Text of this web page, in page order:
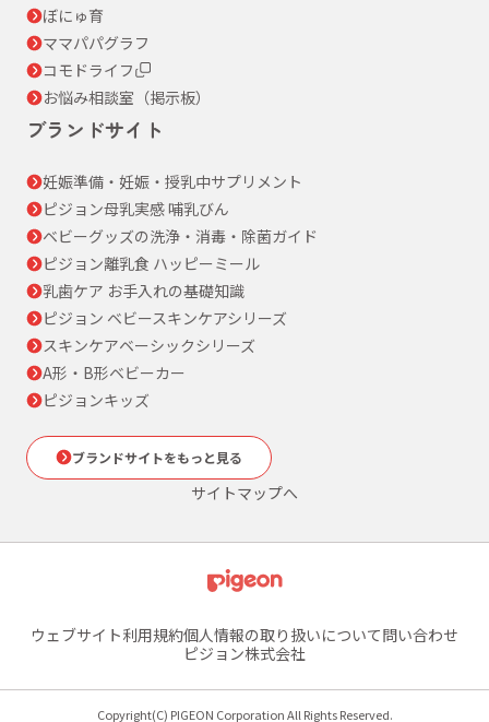
ぼにゅ育
ママパパグラフ
コモドライフ
お悩み相談室（掲示板）
ブランドサイト
妊娠準備・妊娠・授乳中サプリメント
ピジョン母乳実感 哺乳びん
ベビーグッズの洗浄・消毒・除菌ガイド
ピジョン離乳食 ハッピーミール
乳歯ケア お手入れの基礎知識
ピジョン ベビースキンケアシリーズ
スキンケアベーシックシリーズ
A形・B形ベビーカー
ピジョンキッズ
ブランドサイトをもっと見る
サイトマップへ
ウェブサイト利用規約個人情報の取り扱いについて問い合わせ
ピジョン株式会社
Copyright(C) PIGEON Corporation All Rights Reserved.